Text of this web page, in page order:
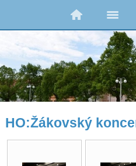
HO:Žákovský